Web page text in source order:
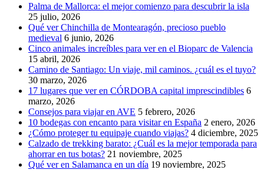
Palma de Mallorca: el mejor comienzo para descubrir la isla
25 julio, 2026
Qué ver Chinchilla de Montearagón, precioso pueblo
medieval 6 junio, 2026
Cinco animales increíbles para ver en el Bioparc de Valencia
15 abril, 2026
Camino de Santiago: Un viaje, mil caminos. ¿cuál es el tuyo?
30 marzo, 2026
17 lugares que ver en CÓRDOBA capital imprescindibles 6
marzo, 2026
Consejos para viajar en AVE 5 febrero, 2026
10 bodegas con encanto para visitar en España 2 enero, 2026
¿Cómo proteger tu equipaje cuando viajas? 4 diciembre, 2025
Calzado de trekking barato: ¿Cuál es la mejor temporada para
ahorrar en tus botas? 21 noviembre, 2025
Qué ver en Salamanca en un día 19 noviembre, 2025